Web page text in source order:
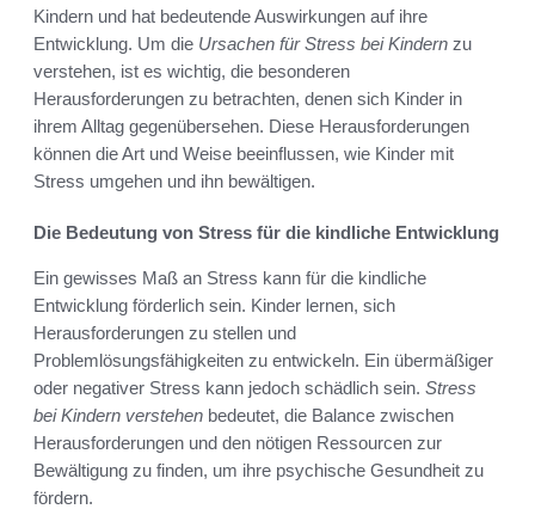
Kindern und hat bedeutende Auswirkungen auf ihre
Entwicklung. Um die Ursachen für Stress bei Kindern zu
verstehen, ist es wichtig, die besonderen
Herausforderungen zu betrachten, denen sich Kinder in
ihrem Alltag gegenübersehen. Diese Herausforderungen
können die Art und Weise beeinflussen, wie Kinder mit
Stress umgehen und ihn bewältigen.
Die Bedeutung von Stress für die kindliche Entwicklung
Ein gewisses Maß an Stress kann für die kindliche
Entwicklung förderlich sein. Kinder lernen, sich
Herausforderungen zu stellen und
Problemlösungsfähigkeiten zu entwickeln. Ein übermäßiger
oder negativer Stress kann jedoch schädlich sein. Stress
bei Kindern verstehen bedeutet, die Balance zwischen
Herausforderungen und den nötigen Ressourcen zur
Bewältigung zu finden, um ihre psychische Gesundheit zu
fördern.